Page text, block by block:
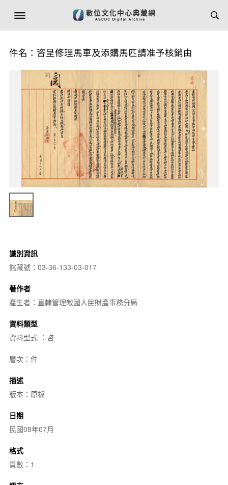
件名：咨呈修理馬車及添購馬匹請准予核銷由
識別資訊
館藏號：03-36-133-03-017
著作者
產生者：直隸管理敵國人民財產事務分局
資料類型
資料型式 ：咨
層次：件
描述
版本：原檔
日期
民國08年07月
格式
頁數：1